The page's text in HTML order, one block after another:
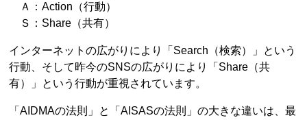
Ａ：Action（行動）
Ｓ：Share（共有）
インターネットの広がりにより「Search（検索）」という
行動、そして昨今のSNSの広がりにより「Share（共
有）」という行動が重視されています。
「AIDMAの法則」と「AISASの法則」の大きな違いは、最